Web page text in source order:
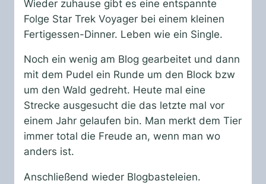
Wieder zuhause gibt es eine entspannte
Folge Star Trek Voyager bei einem kleinen
Fertigessen-Dinner. Leben wie ein Single.
Noch ein wenig am Blog gearbeitet und dann
mit dem Pudel ein Runde um den Block bzw
um den Wald gedreht. Heute mal eine
Strecke ausgesucht die das letzte mal vor
einem Jahr gelaufen bin. Man merkt dem Tier
immer total die Freude an, wenn man wo
anders ist.
Anschließend wieder Blogbasteleien.